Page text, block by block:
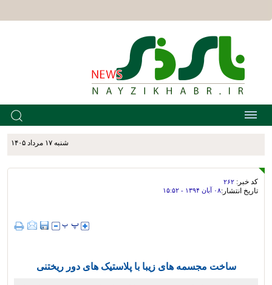
شنبه ۱۷ مرداد ۱۴۰۵
کد خبر: ۲۶۲
تاریخ انتشار:۰۸ آبان ۱۳۹۴ - ۱۵:۵۲
ساخت مجسمه های زیبا با پلاستیک های دور ریختنی